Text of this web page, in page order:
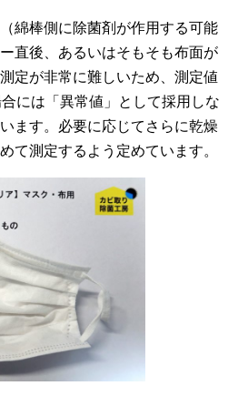
綿棒側に除菌剤が作用する可能
直後、あるいはそもそも布面が
定が非常に難しいため、測定値
には「異常値」として採用しな
ます。必要に応じてさらに乾燥
て測定するよう定めています。